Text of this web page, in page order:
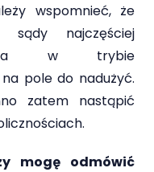
wspomnieć, że
sądy najczęściej
w trybie
pole do nadużyć.
zatem nastąpić
mogę odmówić